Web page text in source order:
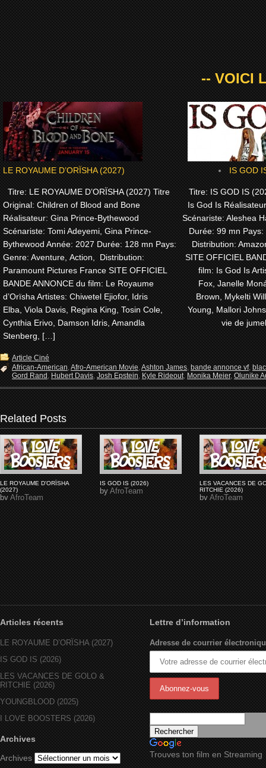
-- VOICI
LE ROYAUME D’ORÏSHA (2027)
Titre: LE ROYAUME D’ORÏSHA (2027) Titre
Original: Children of Blood and Bone
Réalisateur: Gina Prince-Bythewood
Scénariste: Tomi Adeyemi, Gina Prince-
Bythewood Année: 2027 Durée: 128 mn Pays:
Genre: Aventure, Action, Distribution:
Paramount Pictures France SITE OFFICIEL
BANDE ANNONCE du film: Le Royaume
d’Orïsha Artistes: Chiwetel Ejiofor, Idris
Elba, Viola Davis, Regina King, Tosin Cole,
Cynthia Erivo, Damson Idris, Amandla
Stenberg, […]
IS GOD
Titre: IS GOD IS
Is God Is
Scénariste: Aleshea
Durée: 99 mn
Distribution:
SITE OFFICIEL
film: Is God Is
Fox, Janelle
Brown, Mykelti
Young, Mallori
vie de
Article Ciné
African-American,Afro-American Movie,Ashton James,bande annonce vf,
Gord Rand,Hubert Davis,Josh Epstein,Kyle Rideout,Monika Meier,Olunike
Related Posts
LE ROYAUME D'ORÏSHA
(2027)
byAfroTeam
IS GOD IS (2026)
byAfroTeam
LES VACANCES DE
RITCHIE (2026)
byAfroTeam
Articles récents
LE ROYAUME D’ORÏSHA (2027)
IS GOD IS (2026)
LES VACANCES DE GOLO &
RITCHIE (2026)
YOUNGBLOOD (2025)
I LOVE BOOSTERS (2026)
Archives
Archives
Lettre d’information
Adresse de courrier
Trouves ton film en Streaming